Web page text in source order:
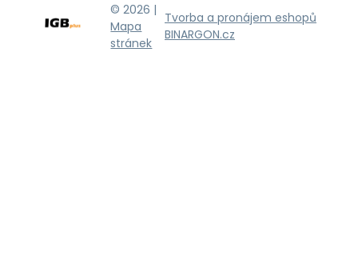
© 2026 |
Mapa
stránek
Tvorba a pronájem eshopů
BINARGON.cz